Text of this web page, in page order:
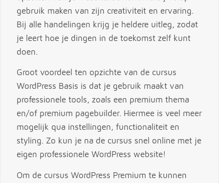
gebruik maken van zijn creativiteit en ervaring.
Bij alle handelingen krijg je heldere uitleg, zodat
je leert hoe je dingen in de toekomst zelf kunt
doen.
Groot voordeel ten opzichte van de cursus
WordPress Basis is dat je gebruik maakt van
professionele tools, zoals een premium thema
en/of premium pagebuilder. Hiermee is veel meer
mogelijk qua instellingen, functionaliteit en
styling. Zo kun je na de cursus snel online met je
eigen professionele WordPress website!
Om de cursus WordPress Premium te kunnen